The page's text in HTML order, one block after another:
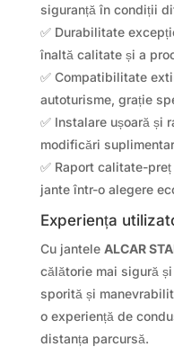
siguranță în condiții
✅ Durabilitate
înaltă calitate și a
✅ Compatibilitate
autoturisme, grație
✅ Instalare ușoară și
modificări
✅ Raport calitate-
jante într-o alegere
Experiența
Cu jantele ALCAR
călătorie mai sigură
sporită și
o experiență de
distanța parcursă.